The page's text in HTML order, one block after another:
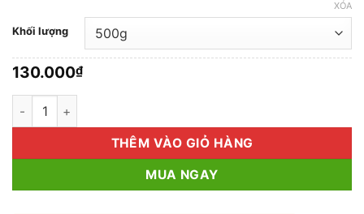
130.000₫
đến
Khối lượng
XÓA
130.000₫
1kg Bột Đậu Xanh Giá Rẻ số lượng
THÊM VÀO GIỎ HÀNG
MUA NGAY